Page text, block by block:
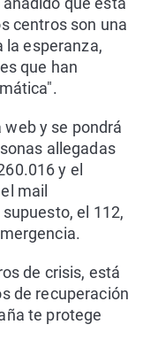
centros son una
la esperanza,
que han
y se pondrá
allegadas
y el
mail
el 112,
de crisis, está
de recuperación
te protege